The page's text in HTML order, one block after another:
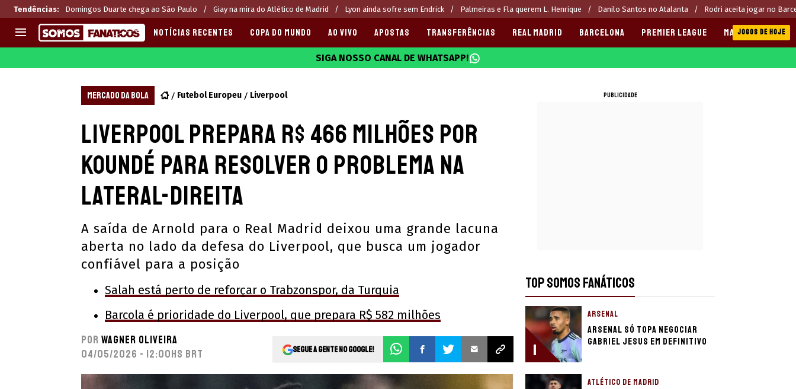
Tendências: Domingos Duarte chega ao São Paulo Giay na mira do Atlético de Madrid Lyon ainda sofre sem Endrick Palmeiras e Fla querem L. Henrique Danilo Santos no Atalanta Rodri aceita jogar no
CHAMPIONS LEAGUE
PREMIER LEAGUE
LIGA PORTUGUESA
Melhores sites de apostas 2025
Últimas
CASAS DE APOSTAS
CÓDIGOS e OFERTAS
APPS
NOTÍCIAS RECENTES COPA DO MUNDO AO VIVO APOSTAS TRANSFERÊNCIAS REAL MADRID BARCELONA PREMIER LEAGUE MANCHESTER CITY
JOGOS DE HOJE
SIGA NOSSO CANAL DE WHATSAPP!
MERCADO DA BOLA Futebol Europeu Liverpool
Liverpool prepara R$ 466 milhões por
Koundé para resolver o problema na
lateral-direita
A saída de Arnold para o Real Madrid deixou uma grande lacuna
aberta no lado da defesa do Liverpool, que busca um jogador
confiável para a posição
Salah está perto de reforçar o Trabzonspor, da Turquia
Barcola é prioridade do Liverpool, que prepara R$ 582 milhões
Por Wagner Oliveira
04/05/2026 - 12:00hs BRT
Segue a gente no Google!
PUBLICIDADE
TOP SOMOS FANÁTICOS
1
ARSENAL
Arsenal só topa negociar
Gabriel Jesus em definitivo
ATLÉTICO DE MADRID